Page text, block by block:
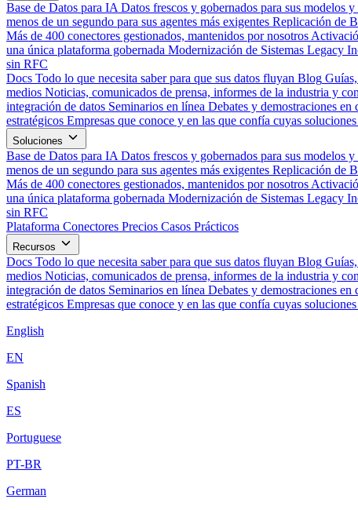
Base de Datos para IA Datos frescos y gobernados para sus modelos y
menos de un segundo para sus agentes más exigentes Replicación de
Más de 400 conectores gestionados, mantenidos por nosotros
una única plataforma gobernada Modernización de Sistemas Legacy
sin RFC
Docs Todo lo que necesita saber para que sus datos fluyan Blog
medios Noticias, comunicados de prensa, informes de la industria y
integración de datos Seminarios en línea Debates y demostraciones
estratégicos Empresas que conoce y en las que confía cuyas
Soluciones
Base de Datos para IA Datos frescos y gobernados para sus modelos y
menos de un segundo para sus agentes más exigentes Replicación de
Más de 400 conectores gestionados, mantenidos por nosotros
una única plataforma gobernada Modernización de Sistemas Legacy
sin RFC
Plataforma Conectores Precios Casos Prácticos
Recursos
Docs Todo lo que necesita saber para que sus datos fluyan Blog
medios Noticias, comunicados de prensa, informes de la industria y
integración de datos Seminarios en línea Debates y demostraciones
estratégicos Empresas que conoce y en las que confía cuyas
English
EN
Spanish
ES
Portuguese
PT-BR
German